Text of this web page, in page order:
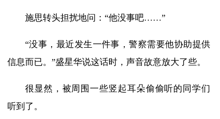
施思转头担扰地问：“他没事吧……”
“没事，最近发生一件事，警察需要他协助提供
信息而已。”盛星华说这话时，声音故意放大了些。
很显然，被周围一些竖起耳朵偷偷听的同学们
听到了。